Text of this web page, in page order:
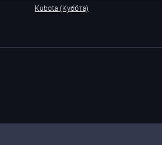
Kubota (Кубо́та)